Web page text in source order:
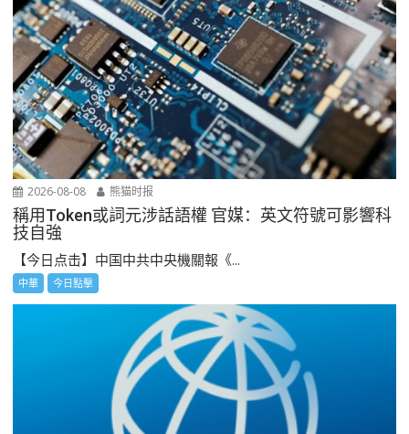
2026-08-08 熊猫时报
稱用Token或詞元涉話語權 官媒：英文符號可影響科
技自強
【今日点击】中国中共中央機關報《...
中華 今日點擊